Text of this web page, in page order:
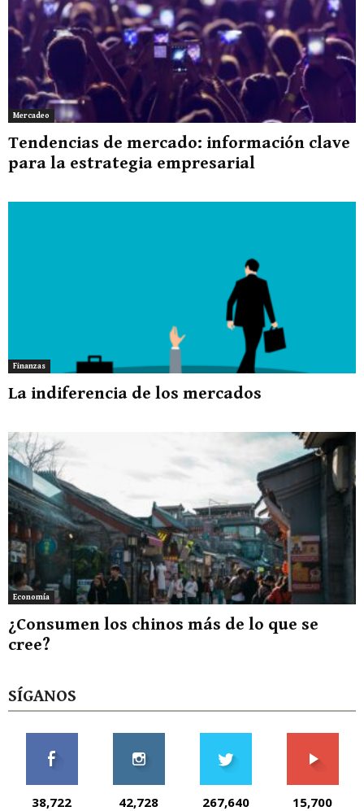
Mercadeo
Tendencias de mercado: información clave
para la estrategia empresarial
Finanzas
La indiferencia de los mercados
Economía
¿Consumen los chinos más de lo que se
cree?
SÍGANOS
38,722 42,728 267,640 15,700